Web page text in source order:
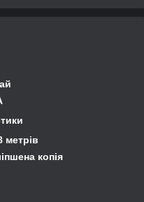
метрів
копія